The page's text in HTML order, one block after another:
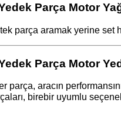
Parça Motor
parça aramak yerine
Parça Motor
parça, aracın
birebir uyumlu